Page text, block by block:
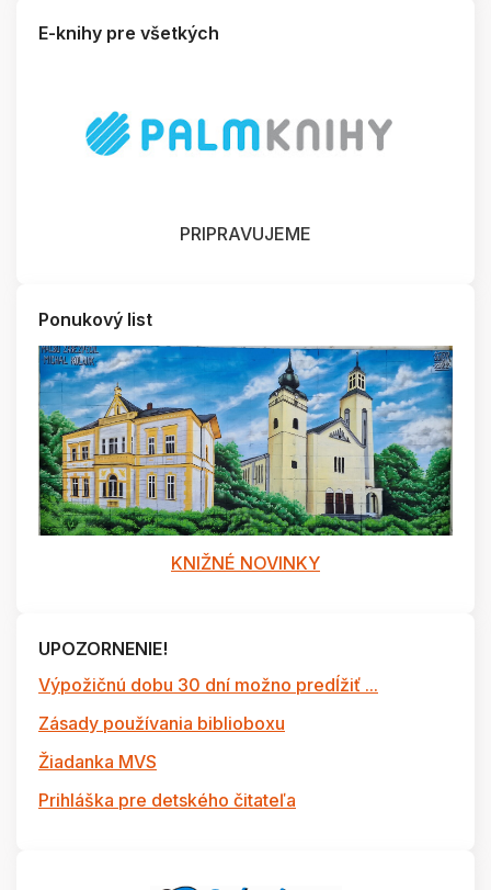
E-knihy pre všetkých
PRIPRAVUJEME
Ponukový list
KNIŽNÉ NOVINKY
UPOZORNENIE!
Výpožičnú dobu 30 dní možno predĺžiť ...
Zásady používania biblioboxu
Žiadanka MVS
Prihláška pre detského čitateľa